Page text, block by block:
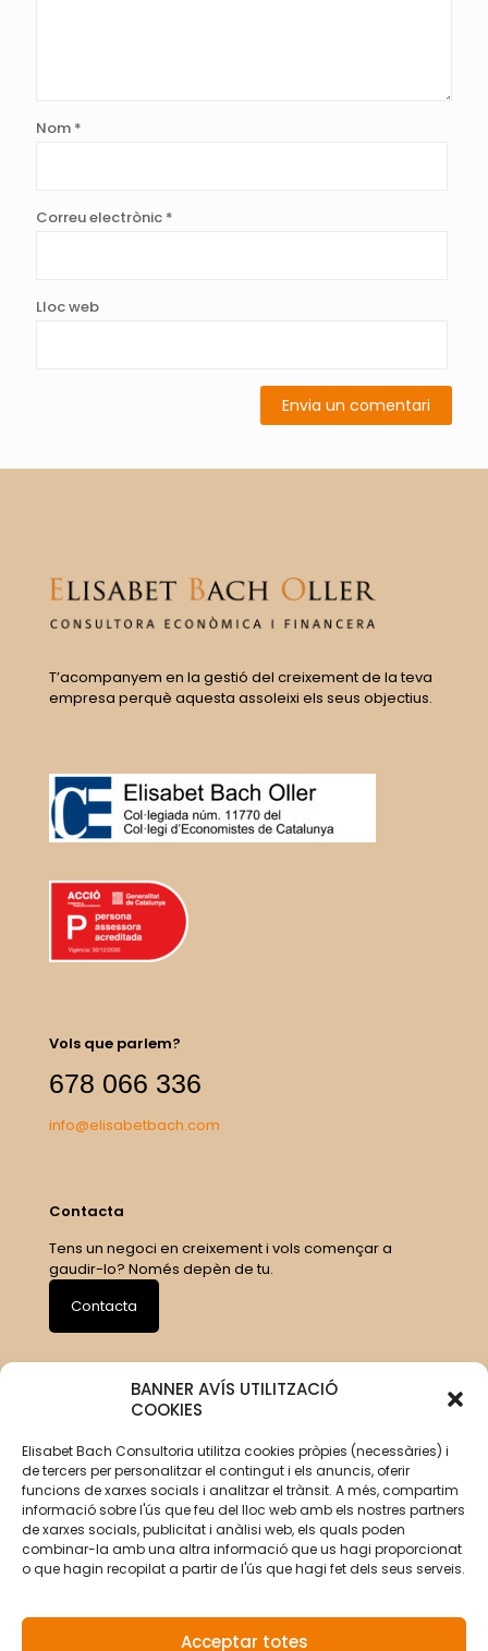
BANNER AVÍS UTILITZACIÓ
COOKIES
Elisabet Bach Consultoria utilitza cookies pròpies (necessàries) i
de tercers per personalitzar el contingut i els anuncis, oferir
funcions de xarxes socials i analitzar el trànsit. A més, compartim
informació sobre l'ús que feu del lloc web amb els nostres partners
de xarxes socials, publicitat i anàlisi web, els quals poden
combinar-la amb una altra informació que us hagi proporcionat
o que hagin recopilat a partir de l'ús que hagi fet dels seus serveis.
Acceptar totes
Nom *
Correu electrònic *
Lloc web
T’acompanyem en la gestió del creixement de la teva
empresa perquè aquesta assoleixi els seus objectius.
Vols que parlem?
678 066 336
info@elisabetbach.com
Contacta
Tens un negoci en creixement i vols començar a
gaudir-lo? Només depèn de tu.
Contacta